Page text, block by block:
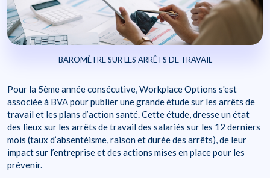
BAROMÈTRE SUR LES ARRÊTS DE TRAVAIL
Pour la 5ème année consécutive, Workplace Options s'est
associée à BVA pour publier une grande étude sur les arrêts de
travail et les plans d’action santé. Cette étude, dresse un état
des lieux sur les arrêts de travail des salariés sur les 12 derniers
mois (taux d’absentéisme, raison et durée des arrêts), de leur
impact sur l’entreprise et des actions mises en place pour les
prévenir.